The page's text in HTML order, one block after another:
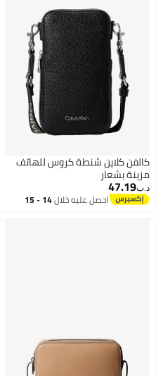
كالفن كلاين شنطة كروس للهاتف
مزينة بشعار
د.ب‏47.19
احصل عليه خلال 14 - 15